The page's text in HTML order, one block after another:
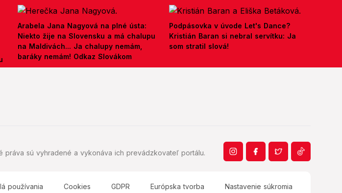
Arabela Jana Nagyová na plné ústa:
Niekto žije na Slovensku a má chalupu
na Maldivách... Ja chalupy nemám,
baráky nemám! Odkaz Slovákom
Podpásovka v úvode Let's Dance?
Kristián Baran si nebral servítku: Ja
som stratil slová!
práva sú vyhradené a vykonáva ich prevádzkovateľ portálu.
používania Cookies GDPR Európska tvorba Nastavenie súkromia